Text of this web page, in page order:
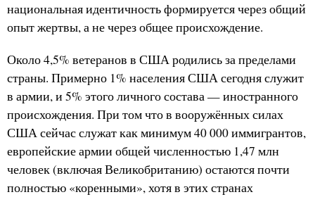
национальная идентичность формируется через общий
опыт жертвы, а не через общее происхождение.
Около 4,5% ветеранов в США родились за пределами
страны. Примерно 1% населения США сегодня служит
в армии, и 5% этого личного состава — иностранного
происхождения. При том что в вооружённых силах
США сейчас служат как минимум 40 000 иммигрантов,
европейские армии общей численностью 1,47 млн
человек (включая Великобританию) остаются почти
полностью «коренными», хотя в этих странах